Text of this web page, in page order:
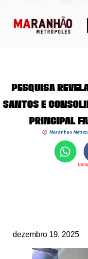
PESQUISA
SANTOS E
PRINCIPAL
Maranhao
dezembro 19, 2025